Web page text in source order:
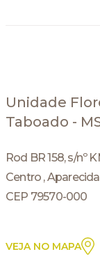
Unidade
Taboado -
Rod BR 158, s/nº
Centro ,
CEP 79570-000
VEJA NO MAPA